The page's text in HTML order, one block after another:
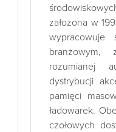
założona w
branżowym,
rozumianej
dystrybucji
pamięci
ładowarek.
czołowych